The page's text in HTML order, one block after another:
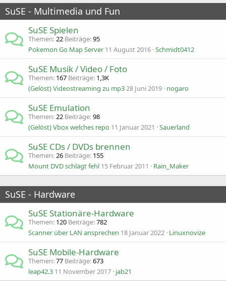
SuSE - Multimedia und Fun
SuSE Spielen
Themen 22 Beiträge 95
Pokemon Go Map Server 11 August 2016 Schmidt0412
SuSE Musik / Video / Foto
Themen 167 Beiträge 1,3K
(Gelöst) Videostreaming zu mp328 Juni 2019 nogaro
SuSE Emulation
Themen 22 Beiträge 98
(Gelöst) Vbox welches repo 11 Januar 2021 Sauerland
SuSE CDs / DVDs brennen
Themen 26 Beiträge 155
Mount DVD schlägt fehl 15 Februar 2011 Rain_Maker
SuSE - Hardware
SuSE Stationäre-Hardware
Themen 120 Beiträge 782
Scanner über LAN ansprechen 18 Januar 2022 Linuxnovize
SuSE Mobile-Hardware
Themen 77 Beiträge 673
leap42.3 11 November 2017 jab21